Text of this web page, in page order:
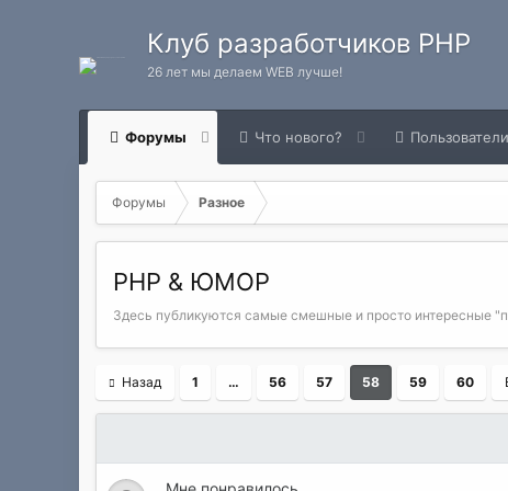
Клуб разработчиков PHP
26 лет мы делаем WEB лучше!
Форумы Что нового? Пользователи
Форумы Разное
PHP & ЮМОР
Здесь публикуются самые смешные и просто интересные
Назад 1 … 56 57 58 59 60